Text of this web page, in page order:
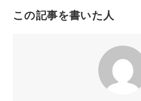
この記事を書いた人